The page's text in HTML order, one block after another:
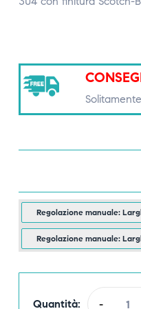
Regolazione manuale:
Regolazione manuale:
Quantità: -